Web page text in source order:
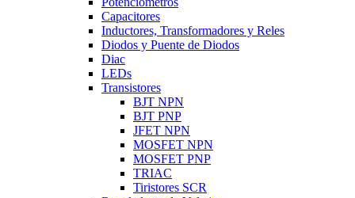
Capacitores
Inductores, Transformadores y Reles
Diodos y Puente de Diodos
Diac
LEDs
Transistores
BJT NPN
BJT PNP
JFET NPN
MOSFET NPN
MOSFET PNP
TRIAC
Tiristores SCR